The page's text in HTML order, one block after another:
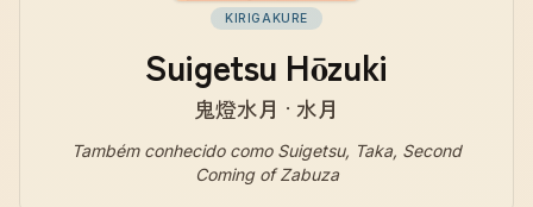
KIRIGAKURE
Suigetsu Hōzuki
鬼燈水月 · 水月
Também conhecido como Suigetsu, Taka, Second
Coming of Zabuza